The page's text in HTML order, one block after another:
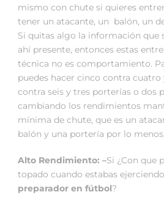
mismo con chute si quieres
tener un atacante, un balón, un
Si quitas algo la información que
ahí presente, entonces estas
técnica no es comportamiento.
puedes hacer cinco contra cuatro
contra seis y tres porterías o dos
cambiando los rendimientos
mínima de chute, que es un
balón y una portería por lo
Alto Rendimiento: –Si ¿Con que
topado cuando estabas
preparador en fútbol?